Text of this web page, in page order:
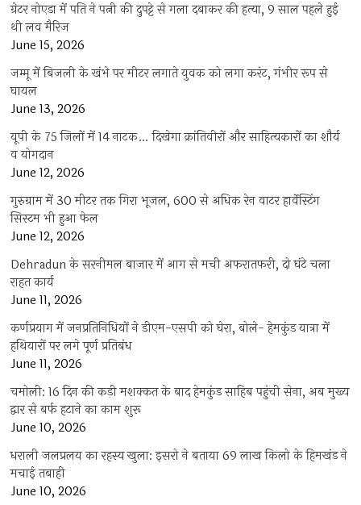
ग्रेटर नोएडा में पति ने पत्नी की दुपट्टे से गला दबाकर की हत्या, 9 साल पहले हुई
थी लव मैरिज
June 15, 2026
जम्मू में बिजली के खंभे पर मीटर लगाते युवक को लगा करंट, गंभीर रूप से
घायल
June 13, 2026
यूपी के 75 जिलों में 14 नाटक… दिखेगा क्रांतिवीरों और साहित्यकारों का शौर्य
व योगदान
June 12, 2026
गुरुग्राम में 30 मीटर तक गिरा भूजल, 600 से अधिक रेन वाटर हार्वेस्टिंग
सिस्टम भी हुआ फेल
June 12, 2026
Dehradun के सरनीमल बाजार में आग से मची अफरातफरी, दो घंटे चला
राहत कार्य
June 11, 2026
कर्णप्रयाग में जनप्रतिनिधियों ने डीएम-एसपी को घेरा, बोले- हेमकुंड यात्रा में
हथियारों पर लगे पूर्ण प्रतिबंध
June 11, 2026
चमोली: 16 दिन की कड़ी मशक्कत के बाद हेमकुंड साहिब पहुंची सेना, अब मुख्य
द्वार से बर्फ हटाने का काम शुरू
June 10, 2026
धराली जलप्रलय का रहस्य खुला: इसरो ने बताया 69 लाख किलो के हिमखंड ने
मचाई तबाही
June 10, 2026